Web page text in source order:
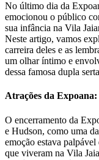
No último dia da
emocionou o público
sua infância na Vila
Neste artigo, vamos
carreira deles e as
um olhar íntimo e
dessa famosa dupla
Atrações da
O encerramento da
e Hudson, como uma
emoção estava
que viveram na Vila